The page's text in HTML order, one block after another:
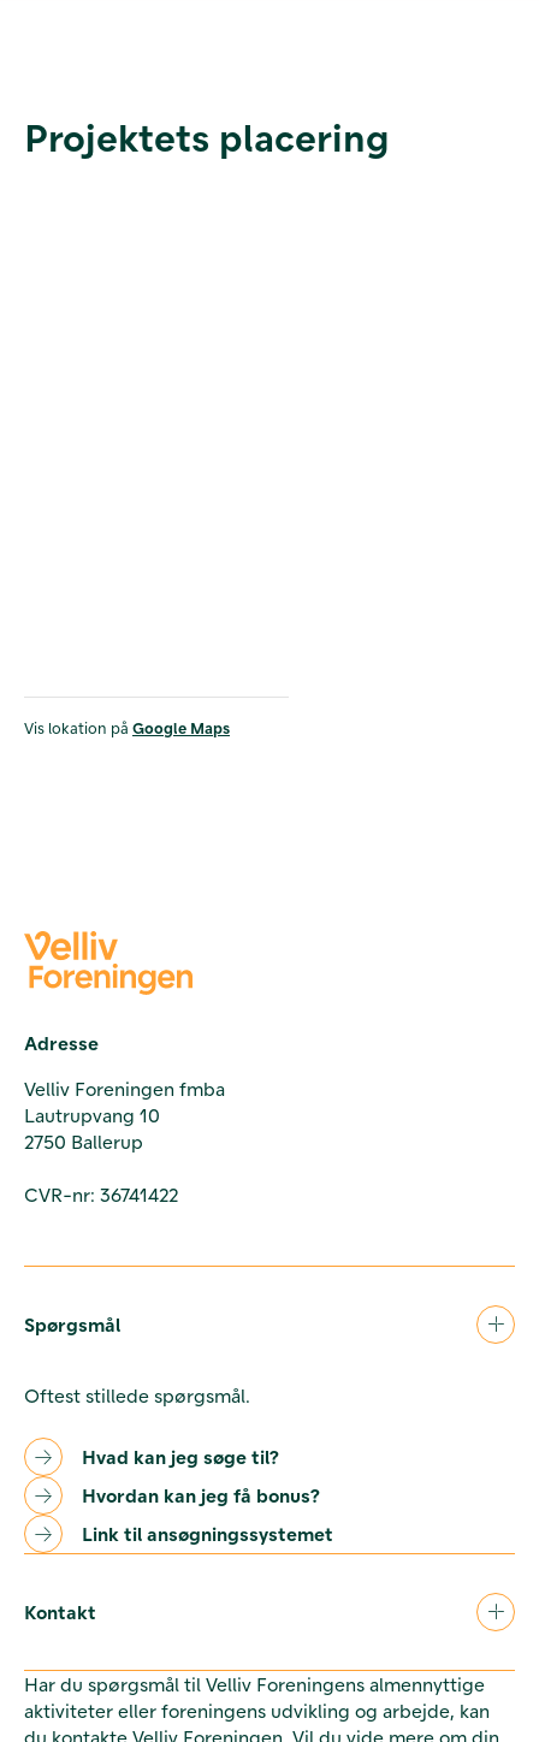
Projektets placering
Vis lokation på Google Maps
Adresse
Velliv Foreningen fmba
Lautrupvang 10
2750 Ballerup
CVR-nr: 36741422
Spørgsmål
Oftest stillede spørgsmål.
Hvad kan jeg søge til?
Hvordan kan jeg få bonus?
Link til ansøgningssystemet
Kontakt
Har du spørgsmål til Velliv Foreningens almennyttige
aktiviteter eller foreningens udvikling og arbejde, kan
du kontakte Velliv Foreningen. Vil du vide mere om din